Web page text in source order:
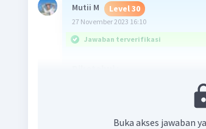
Mutii M Level 30
27 November 2023 16:10
Jawaban terverifikasi
(sisi
Buka akses jawaban